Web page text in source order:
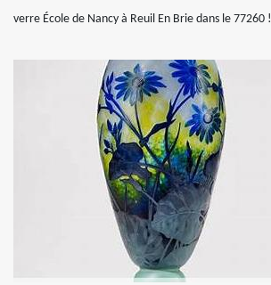
verre École de Nancy à Reuil En Brie dans le 77260 !